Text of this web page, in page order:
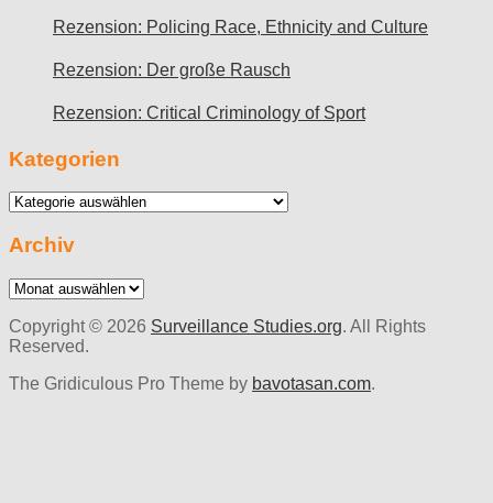
Rezension: Policing Race, Ethnicity and Culture
Rezension: Der große Rausch
Rezension: Critical Criminology of Sport
Kategorien
Kategorien
Archiv
Archiv
Copyright © 2026 Surveillance Studies.org. All Rights
Reserved.
The Gridiculous Pro Theme by bavotasan.com.